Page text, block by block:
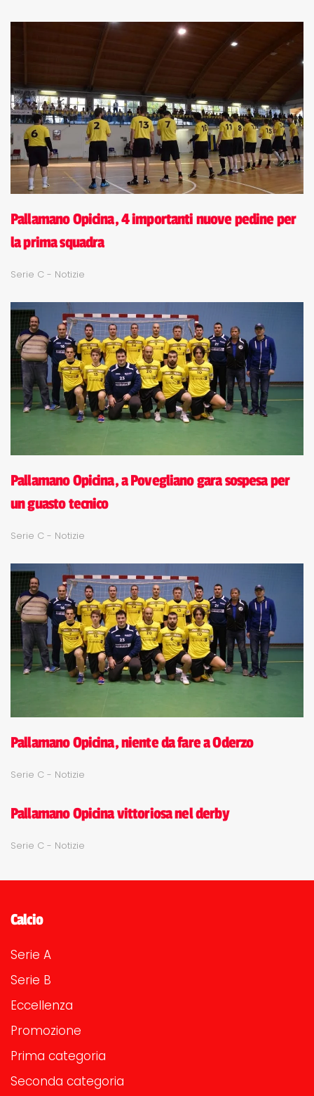
Pallamano Opicina, 4 importanti nuove pedine per
la prima squadra
Serie C - Notizie
Pallamano Opicina, a Povegliano gara sospesa per
un guasto tecnico
Serie C - Notizie
Pallamano Opicina, niente da fare a Oderzo
Serie C - Notizie
Pallamano Opicina vittoriosa nel derby
Serie C - Notizie
Calcio
Serie A
Serie B
Eccellenza
Promozione
Prima categoria
Seconda categoria